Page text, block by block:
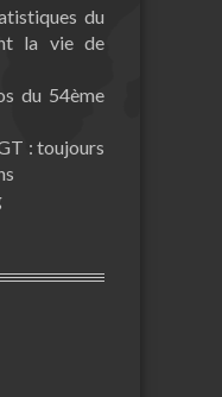
du
la vie de
du 54ème
: toujours